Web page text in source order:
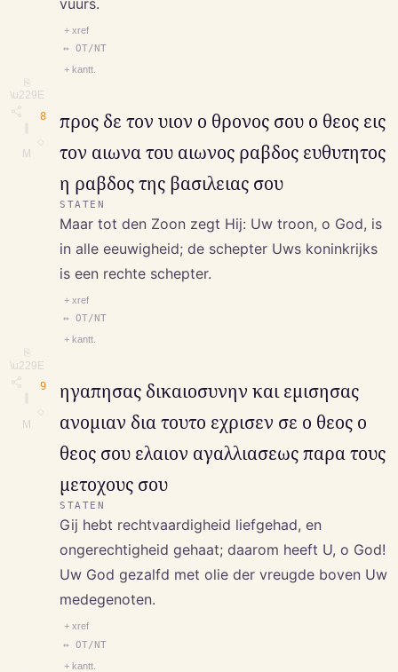
⎘
\u229E
M
+ xref
↔ OT/NT
+ kantt.
8
⎘
\u229E
M
προς δε τον υιον ο θρονος σου ο θεος εις
τον αιωνα του αιωνος ραβδος ευθυτητος
η ραβδος της βασιλειας σου
STATEN
Maar tot den Zoon zegt Hij: Uw troon, o God, is
in alle eeuwigheid; de schepter Uws koninkrijks
is een rechte schepter.
+ xref
↔ OT/NT
+ kantt.
9
ηγαπησας δικαιοσυνην και εμισησας
ανομιαν δια τουτο εχρισεν σε ο θεος ο
θεος σου ελαιον αγαλλιασεως παρα τους
μετοχους σου
STATEN
Gij hebt rechtvaardigheid liefgehad, en
ongerechtigheid gehaat; daarom heeft U, o God!
Uw God gezalfd met olie der vreugde boven Uw
medegenoten.
+ xref
↔ OT/NT
+ kantt.